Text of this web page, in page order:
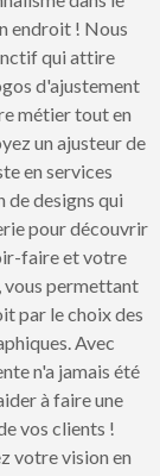
endroit ! Nous
qui attire
d'ajustement
métier tout en
un ajusteur de
en services
de designs qui
pour découvrir
faire et votre
vous permettant
par le choix des
Avec
n'a jamais été
à faire une
vos clients !
votre vision en